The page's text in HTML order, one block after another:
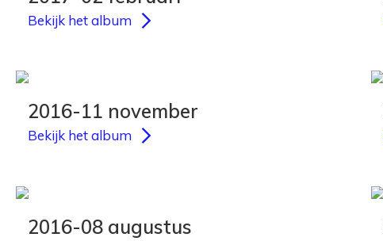
Bekijk het album
2016-11 november
Bekijk het album
2016-08 augustus